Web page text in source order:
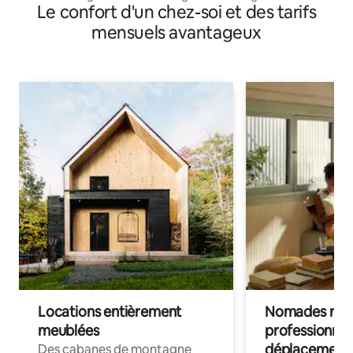
Le confort d'un chez-soi et des tarifs
mensuels avantageux
Locations entièrement
meublées
Nomades